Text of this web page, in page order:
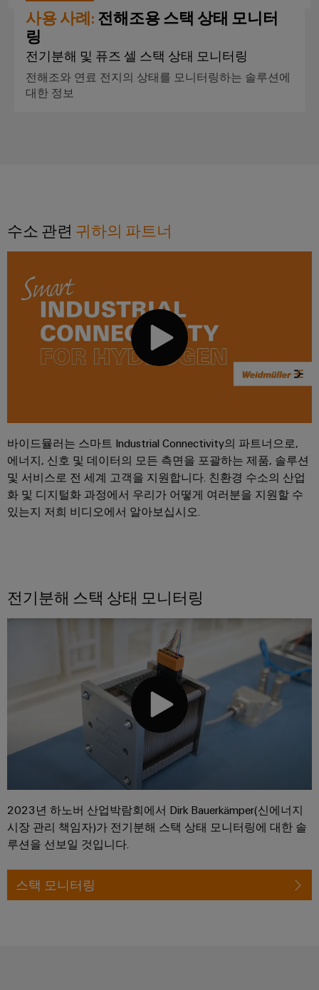
사용 사례: 전해조용 스택 상태 모니터
링
전기분해 및 퓨즈 셀 스택 상태 모니터링
전해조와 연료 전지의 상태를 모니터링하는 솔루션에
대한 정보
수소 관련 귀하의 파트너
바이드뮬러는 스마트 Industrial Connectivity의 파트너으로,
에너지, 신호 및 데이터의 모든 측면을 포괄하는 제품, 솔루션
및 서비스로 전 세계 고객을 지원합니다. 친환경 수소의 산업
화 및 디지털화 과정에서 우리가 어떻게 여러분을 지원할 수
있는지 저희 비디오에서 알아보십시오.
전기분해 스택 상태 모니터링
2023년 하노버 산업박람회에서 Dirk Bauerkämper(신에너지
시장 관리 책임자)가 전기분해 스택 상태 모니터링에 대한 솔
루션을 선보일 것입니다.
스택 모니터링